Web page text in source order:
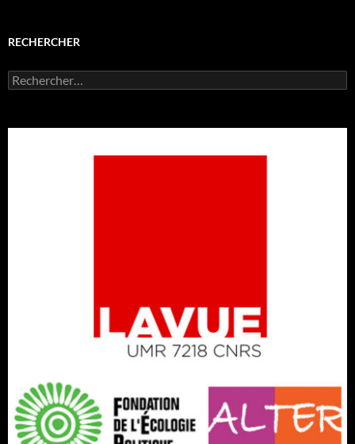
RECHERCHER
Rechercher :